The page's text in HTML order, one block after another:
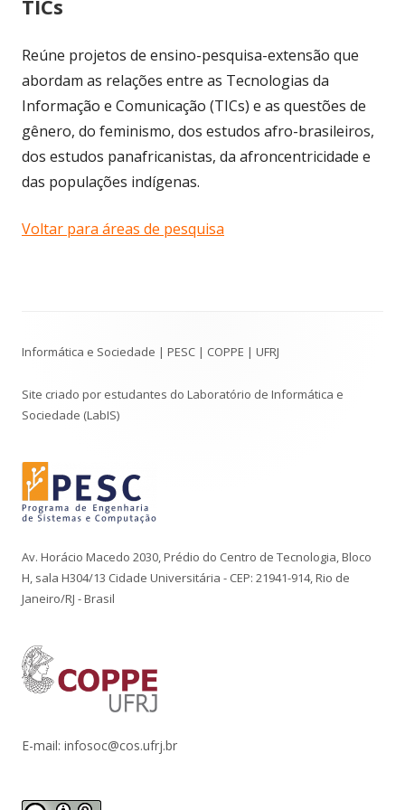
TICs
Reúne projetos de ensino-pesquisa-extensão que
abordam as relações entre as Tecnologias da
Informação e Comunicação (TICs) e as questões de
gênero, do feminismo, dos estudos afro-brasileiros,
dos estudos panafricanistas, da afroncentricidade e
das populações indígenas.
Voltar para áreas de pesquisa
do
Rodapé
Informática e Sociedade | PESC | COPPE | UFRJ
Site criado por estudantes do Laboratório de Informática e
Sociedade (LabIS)
Av. Horácio Macedo 2030, Prédio do Centro de Tecnologia, Bloco
H, sala H304/13 Cidade Universitária - CEP: 21941-914, Rio de
Janeiro/RJ - Brasil
E-mail: infosoc@cos.ufrj.br